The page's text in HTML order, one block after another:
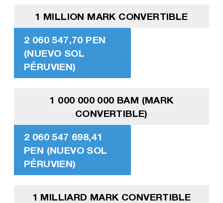
1 MILLION MARK CONVERTIBLE
2 060 547,70 PEN
(NUEVO SOL
PÉRUVIEN)
1 000 000 000 BAM (MARK
CONVERTIBLE)
2 060 547 698,41
PEN (NUEVO SOL
PÉRUVIEN)
1 MILLIARD MARK CONVERTIBLE